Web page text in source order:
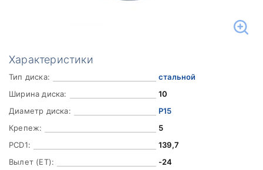
Характеристики
Тип диска:
стальной
Ширина диска:
10
Диаметр диска:
Р15
Крепеж:
5
PCD1:
139,7
Вылет (ET):
-24